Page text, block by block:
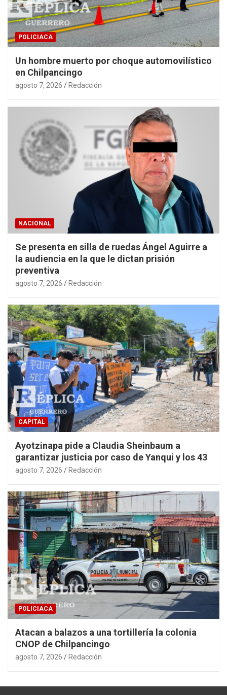
POLICIACA
Un hombre muerto por choque automovilístico
en Chilpancingo
agosto 7, 2026 Redacción
NACIONAL
Se presenta en silla de ruedas Ángel Aguirre a
la audiencia en la que le dictan prisión
preventiva
agosto 7, 2026 Redacción
CAPITAL
Ayotzinapa pide a Claudia Sheinbaum a
garantizar justicia por caso de Yanqui y los 43
agosto 7, 2026 Redacción
POLICIACA
Atacan a balazos a una tortillería la colonia
CNOP de Chilpancingo
agosto 7, 2026 Redacción